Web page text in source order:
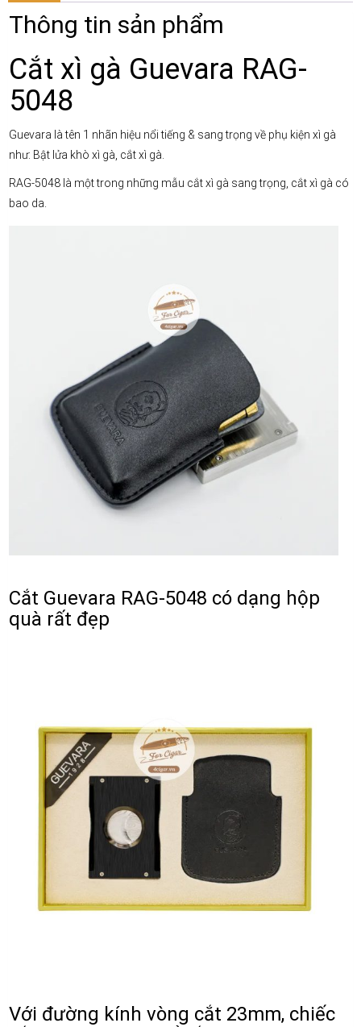
Thông tin sản phẩm
Cắt xì gà Guevara RAG-
5048
Guevara là tên 1 nhãn hiệu nổi tiếng & sang trọng về phụ kiện xì gà
như: Bật lửa khò xì gà, cắt xì gà.
RAG-5048 là một trong những mẫu cắt xì gà sang trọng, cắt xì gà có
bao da.
Cắt Guevara RAG-5048 có dạng hộp
quà rất đẹp
Với đường kính vòng cắt 23mm, chiếc